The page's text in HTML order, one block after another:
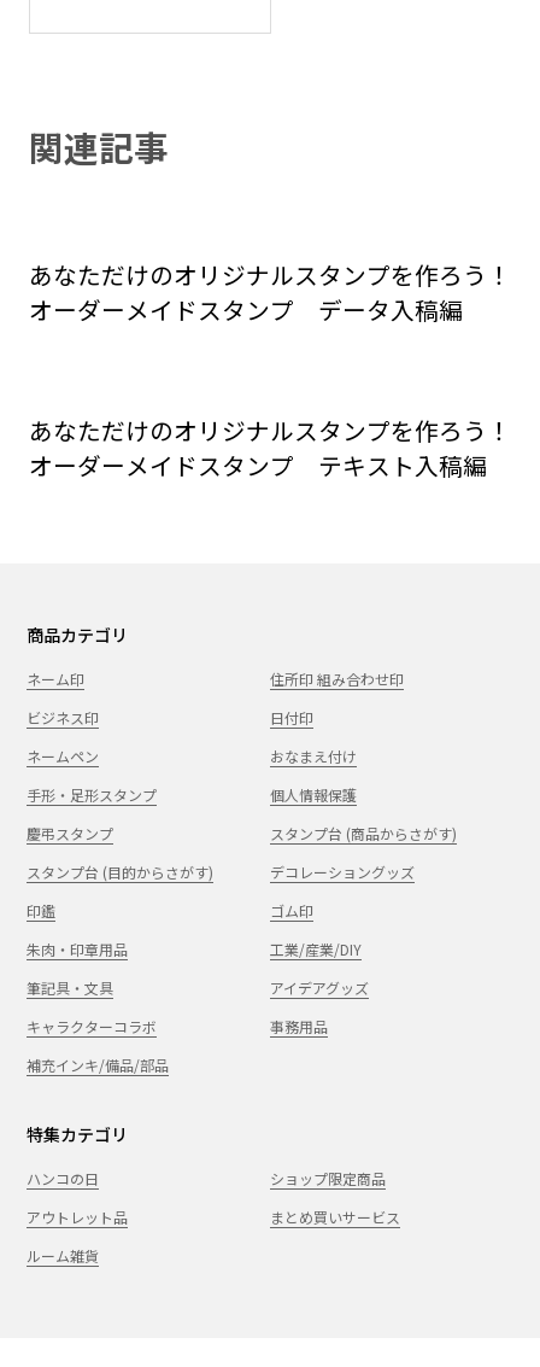
関連記事
あなただけのオリジナルスタンプを作ろう！
オーダーメイドスタンプ データ入稿編
あなただけのオリジナルスタンプを作ろう！
オーダーメイドスタンプ テキスト入稿編
商品カテゴリ
ネーム印
住所印 組み合わせ印
ビジネス印
日付印
ネームペン
おなまえ付け
手形・足形スタンプ
個人情報保護
慶弔スタンプ
スタンプ台 (商品からさがす)
スタンプ台 (目的からさがす)
デコレーショングッズ
印鑑
ゴム印
朱肉・印章用品
工業/産業/DIY
筆記具・文具
アイデアグッズ
キャラクターコラボ
事務用品
補充インキ/備品/部品
特集カテゴリ
ハンコの日
ショップ限定商品
アウトレット品
まとめ買いサービス
ルーム雑貨